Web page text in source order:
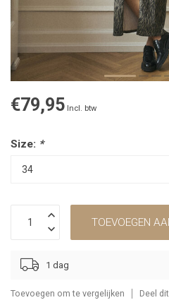
€79,95 Incl. btw
Size: *
TOEVOEGEN
1 dag
Toevoegen om te vergelijken Deel